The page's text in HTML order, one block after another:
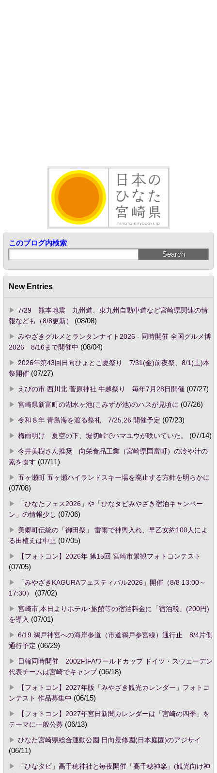
このブログ内検索
New Entries
7/29 熊本地震 九州道、東九州自動車道など宮崎県関連の情
報なども（8/8更新）
(08/08)
みやざきグルメとランタンナイト2026 - 同時開催 全国グルメ博
2026 8/16まで開催中 (08/04)
2026年第43回日向ひょとこ夏祭り 7/31(金)前夜祭、8/1(土)本
祭開催(07/27)
えびの市 西川北 菅原神社 牛越祭り 毎年7月28日開催(07/27)
宮崎県新富町の湖水ヶ池(こみずが池)のハスが見頃に (07/26)
令和８年 青島海を渡る祭礼 7/25,26 開催予定 (07/23)
梅雨明け 夏空の下、堀切峠でハマユウが咲いていた。
(07/14)
今井美樹さん推奨 向栄食品工業（宮崎県国富町）の冷や汁の
素を食す (07/11)
五ヶ瀬町 五ヶ瀬ハイランドスキー場を廃止する方針を明らかに
(07/08)
「ひなたフェス2026」や「ひなタビみやざき宿泊キャンペー
ン」の情報少し (07/06)
美郷町伝統の「御田祭」 雷雨で神輿入れ、早乙女約100人によ
る田植えは中止 (07/05)
【フォトコン】2026年 第15回 宮崎市景観フォトコンテスト
(07/05)
「みやざきKAGURAフェスティバル2026」開催（8/8 13:00～
17:30）
(07/02)
宮崎市,本日よりホテル･旅館等の宿泊料金に「宿泊税」(200円)
を導入 (07/01)
6/19 鵜戸神宮への海岸参道（市道鵜戸参宮線）通行止 8/4片側
通行予定 (06/29)
日韓同時開催 2002FIFAワールドカップ ドイツ・スウェーデン
代表チームは宮崎でキャンプ(06/18)
【フォトコン】2027年版「みやざき観光カレンダー」フォトコ
ンテスト 作品募集中 (06/15)
【フォトコン】2027年宮日新聞カレンダーは「宮崎の四季」を
テーマに一般公募 (06/13)
ひなた宮崎県総合運動公園 日向景修園(日本庭園)のアジサイ
(06/11)
「ひなタビ」高千穂神社と毎夜開催「高千穂神楽」(観光向け神